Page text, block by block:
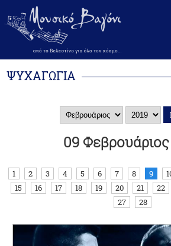
ΨΥΧΑΓΩΓΙΑ
09
1 2 3 4 5 6 7 8 9
15
16 17 18 19 20 21 22
27
28